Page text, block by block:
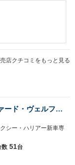
店クチコミをもっと見る
ＢＲＡＶＥ ＩＮＤＵＳＴＲＹ アルファード・ヴェルファイア専門店
シー・ハリアー新車専
数 51台